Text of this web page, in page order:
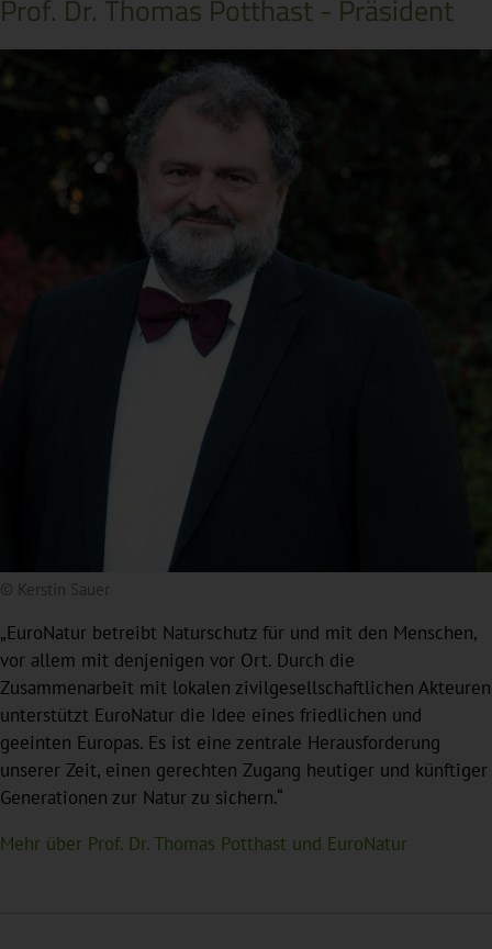
Prof. Dr. Thomas Potthast - Präsident
© Kerstin Sauer
„EuroNatur betreibt Naturschutz für und mit den Menschen,
vor allem mit denjenigen vor Ort. Durch die
Zusammenarbeit mit lokalen zivilgesellschaftlichen Akteuren
unterstützt EuroNatur die Idee eines friedlichen und
geeinten Europas. Es ist eine zentrale Herausforderung
unserer Zeit, einen gerechten Zugang heutiger und künftiger
Generationen zur Natur zu sichern.“
Mehr über Prof. Dr. Thomas Potthast und EuroNatur